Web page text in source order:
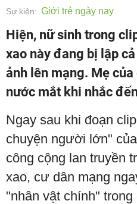
Sự kiện: Giới trẻ ngày nay
Hiện, nữ sinh trong
xao này đang bị lập
ảnh lên mạng. Mẹ
nước mắt khi nhắc
Ngay sau khi đoạn
chuyện người lớn" của
công cộng lan truyền
xao, cư dân mạng
"nhân vật chính"